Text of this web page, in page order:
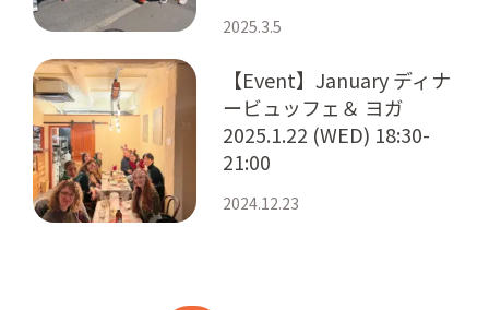
2025.3.5
【Event】January ディナ
ービュッフェ＆ ヨガ
2025.1.22 (WED) 18:30-
21:00
2024.12.23